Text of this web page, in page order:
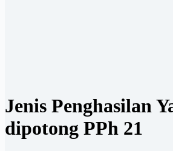
Jenis Penghasilan
dipotong PPh 21